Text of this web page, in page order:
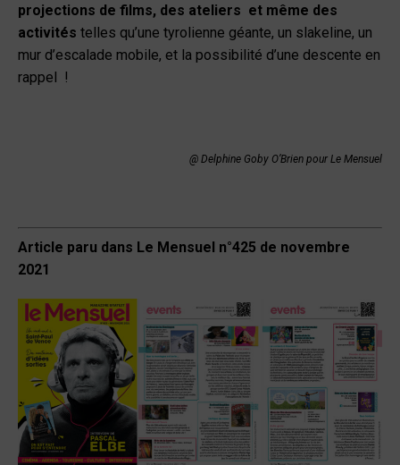
projections de films, des ateliers et même des
activités telles qu’une tyrolienne géante, un slakeline, un
mur d’escalade mobile, et la possibilité d’une descente en
rappel !
@ Delphine Goby O’Brien pour Le Mensuel
Article paru dans Le Mensuel n°425 de novembre
2021